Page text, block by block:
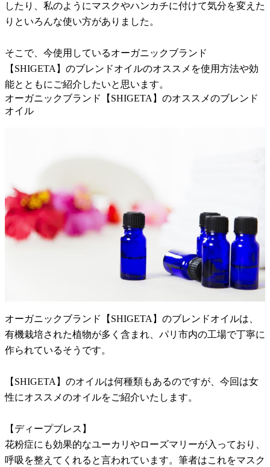
したり、私のようにマスクやハンカチに付けて気分を変えた
りといろんな使い方がありました。
そこで、今使用しているオーガニックブランド
【SHIGETA】のブレンドオイルのオススメを使用方法や効
能とともにご紹介したいと思います。
オーガニックブランド【SHIGETA】のオススメのブレンド
オイル
オーガニックブランド【SHIGETA】のブレンドオイルは、
有機栽培された植物が多く含まれ、パリ市内の工場で丁寧に
作られているそうです。
【SHIGETA】のオイルは何種類もあるのですが、今回は女
性にオススメのオイルをご紹介いたします。
【ディープブレス】
花粉症にも効果的なユーカリやローズマリーが入っており、
呼吸を整えてくれると言われています。筆者はこれをマスク